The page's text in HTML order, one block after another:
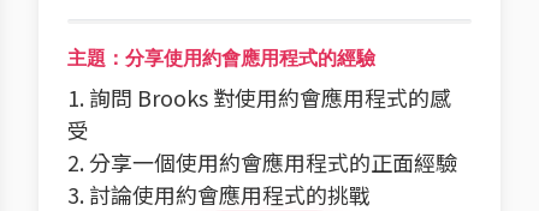
主題：分享使用約會應用程式的經驗
1. 詢問 Brooks 對使用約會應用程式的感
受
2. 分享一個使用約會應用程式的正面經驗
3. 討論使用約會應用程式的挑戰